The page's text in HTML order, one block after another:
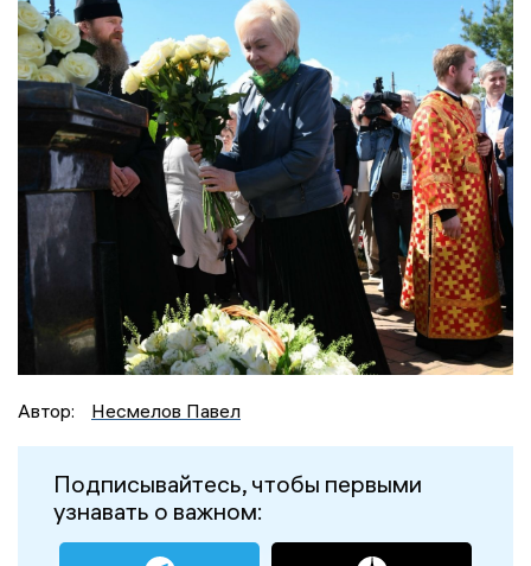
Автор: Несмелов Павел
Подписывайтесь, чтобы первыми
узнавать о важном: